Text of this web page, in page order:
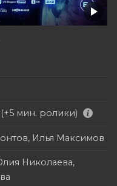
(+5 мин. ролики)
Илья Максимов
Николаева,